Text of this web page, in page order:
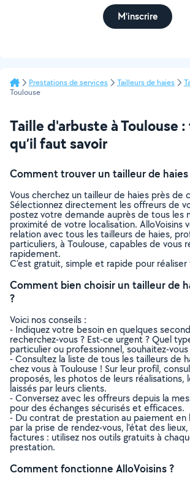
M'inscrire
Prestations de services Tailleurs de haies
Toulouse
Taille d'arbuste à Toulouse
qu’il faut savoir
Comment trouver un tailleur de haies
Vous cherchez un tailleur de haies près de
Sélectionnez directement les offreurs de
postez votre demande auprès de tous les
proximité de votre localisation. AlloVoisins
relation avec tous les tailleurs de haies,
particuliers, à Toulouse, capables de vous
rapidement.
C’est gratuit, simple et rapide pour
Comment bien choisir un tailleur de
?
Voici nos conseils :
- Indiquez votre besoin en quelques
recherchez-vous ? Est-ce urgent ? Quel
particulier ou professionnel, souhaitez-vous
- Consultez la liste de tous les tailleurs de
chez vous à Toulouse ! Sur leur profil,
proposés, les photos de leurs réalisations,
laissés par leurs clients.
- Conversez avec les offreurs depuis la
pour des échanges sécurisés et efficaces.
- Du contrat de prestation au paiement en
par la prise de rendez-vous, l’état des
factures : utilisez nos outils gratuits à
prestation.
Comment fonctionne AlloVoisins ?